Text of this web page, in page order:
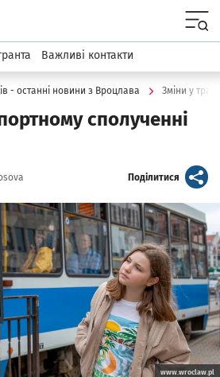
wroclaw.pl
Важливі контакти
- останні новини з Вроцлава Зміни у
сполученні
Поділитися artykuł
www.wroclaw.pl